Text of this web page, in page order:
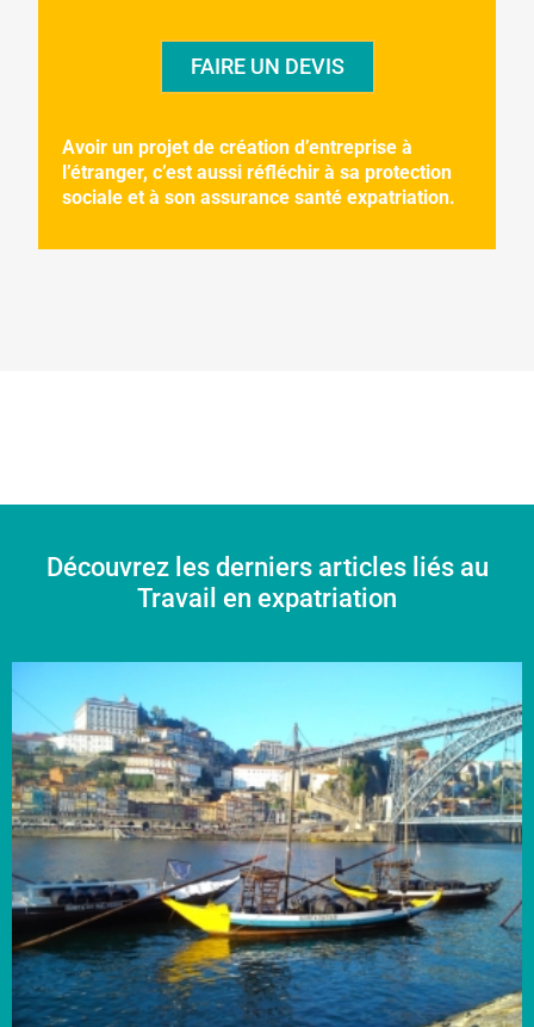
FAIRE UN DEVIS
Avoir un projet de création d’entreprise à
l’étranger, c’est aussi réfléchir à sa protection
sociale et à son assurance santé expatriation.
Découvrez les derniers articles liés au
Travail en expatriation